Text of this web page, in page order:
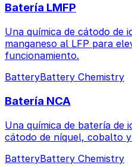
Batería LMFP
Una química de cátodo de
manganeso al LFP para
funcionamiento.
BatteryBattery Chemistry
Batería NCA
Una química de batería de
cátodo de níquel, cobalto
BatteryBattery Chemistry